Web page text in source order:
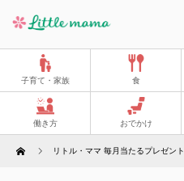
子育て・家族 食
働き方 おでかけ
Home リトル・ママ 毎月当たるプレゼント